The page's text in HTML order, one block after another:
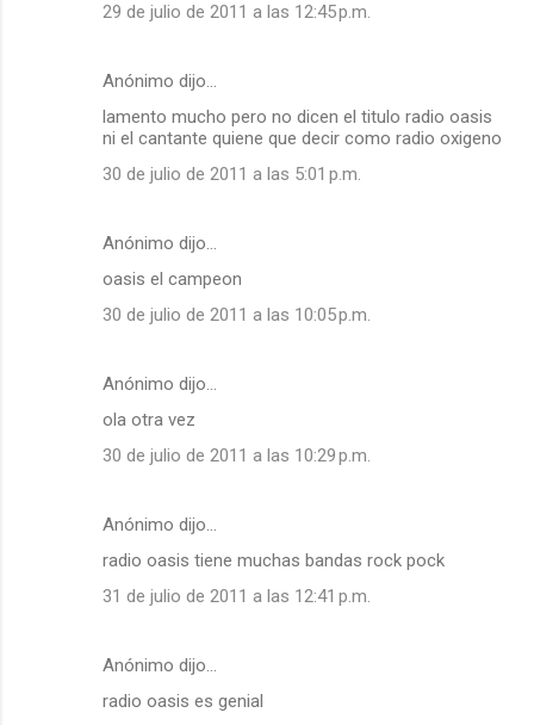
29 de julio de 2011 a las 12:45 p.m.
Anónimo dijo…
lamento mucho pero no dicen el titulo radio oasis
ni el cantante quiene que decir como radio oxigeno
30 de julio de 2011 a las 5:01 p.m.
Anónimo dijo…
oasis el campeon
30 de julio de 2011 a las 10:05 p.m.
Anónimo dijo…
ola otra vez
30 de julio de 2011 a las 10:29 p.m.
Anónimo dijo…
radio oasis tiene muchas bandas rock pock
31 de julio de 2011 a las 12:41 p.m.
Anónimo dijo…
radio oasis es genial